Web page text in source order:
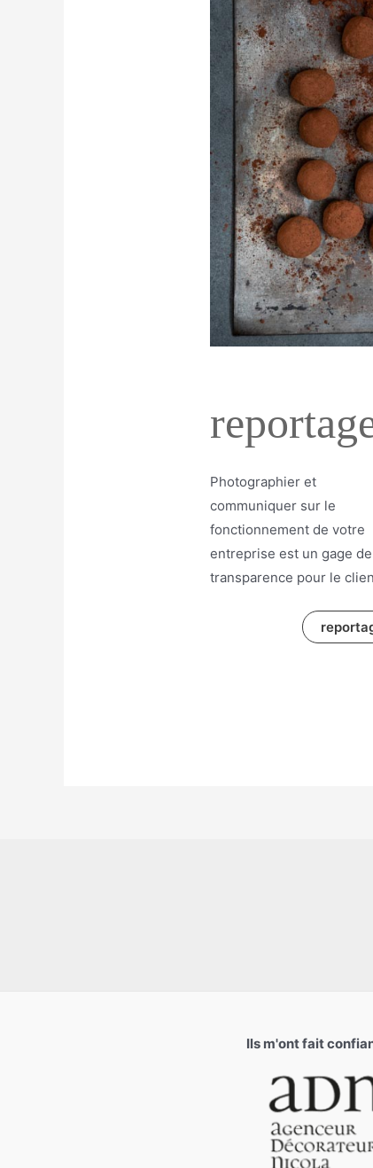
Photographier et
communiquer sur le
fonctionnement de votre
entreprise est un gage de
transparence pour le
Ils m'ont fait